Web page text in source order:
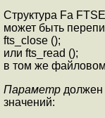
Структура Fa
может быть
fts_close ();
или fts_read ();
в том же
Параметр должен
значений: